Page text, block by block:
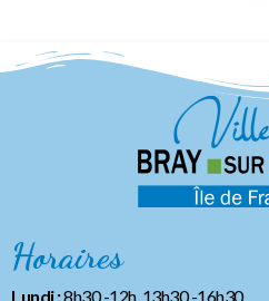
Horaires
Lundi :8h30 -12h, 13h30 -16h30